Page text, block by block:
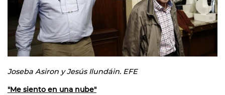
Joseba Asiron y Jesús Ilundáin. EFE
"Me siento en una nube"